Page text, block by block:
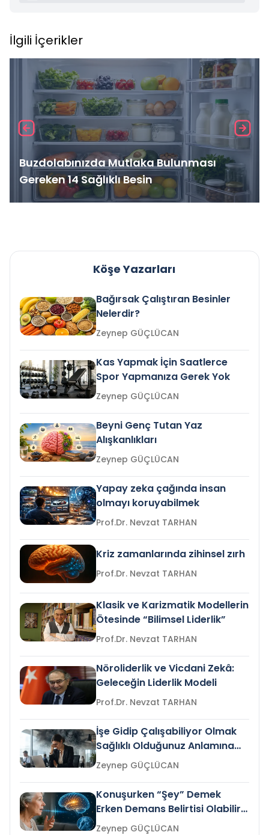
İlgili İçerikler
Buzdolabınızda Mutlaka Bulunması
Gereken 14 Sağlıklı Besin
Köşe Yazarları
Bağırsak Çalıştıran Besinler
Nelerdir?
Zeynep GÜÇLÜCAN
Kas Yapmak İçin Saatlerce
Spor Yapmanıza Gerek Yok
Zeynep GÜÇLÜCAN
Beyni Genç Tutan Yaz
Alışkanlıkları
Zeynep GÜÇLÜCAN
Yapay zeka çağında insan
olmayı koruyabilmek
Prof.Dr. Nevzat TARHAN
Kriz zamanlarında zihinsel zırh
Prof.Dr. Nevzat TARHAN
Klasik ve Karizmatik Modellerin
Ötesinde “Bilimsel Liderlik”
Prof.Dr. Nevzat TARHAN
Nöroliderlik ve Vicdani Zekâ:
Geleceğin Liderlik Modeli
Prof.Dr. Nevzat TARHAN
İşe Gidip Çalışabiliyor Olmak
Sağlıklı Olduğunuz Anlamına
Gelir mi?Zeynep GÜÇLÜCAN
Konuşurken “Şey” Demek
Erken Demans Belirtisi Olabilir
mi?
Zeynep GÜÇLÜCAN